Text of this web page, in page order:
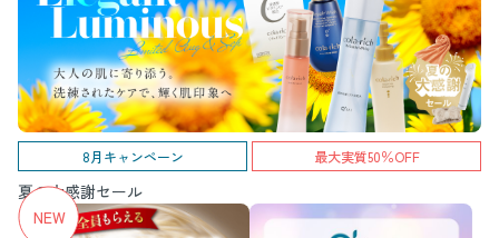
8月キャンペーン 最大実質50％OFF
夏の大感謝セール